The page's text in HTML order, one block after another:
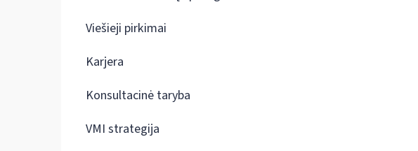
Viešieji pirkimai
Karjera
Konsultacinė taryba
VMI strategija